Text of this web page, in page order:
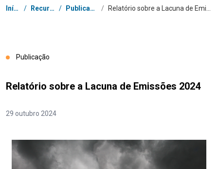
Navegação
Início / Recursos / Publicações /
Publicação
Relatório sobre a Lacuna de Emissões 2024
29 outubro 2024